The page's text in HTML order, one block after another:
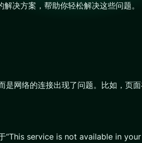
决方案，帮助你轻松解决这些问题。
网络的连接出现了问题。比如，页
“This service is not available in